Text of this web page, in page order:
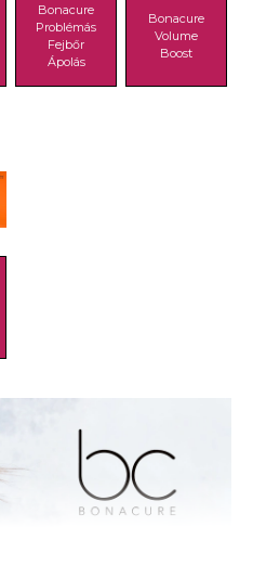
Bonacure
Problémás
Fejbőr
Ápolás
Bonacure
Volume
Boost